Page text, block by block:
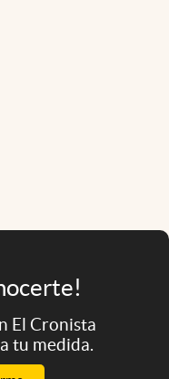
El Cronista
tu medida.